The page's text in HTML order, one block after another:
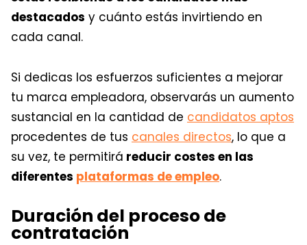
destacados y cuánto estás invirtiendo en
cada canal.
Si dedicas los esfuerzos suficientes a mejorar
tu marca empleadora, observarás un aumento
sustancial en la cantidad de candidatos aptos
procedentes de tus canales directos, lo que a
su vez, te permitirá reducir costes en las
diferentes plataformas de empleo.
Duración del proceso de
contratación